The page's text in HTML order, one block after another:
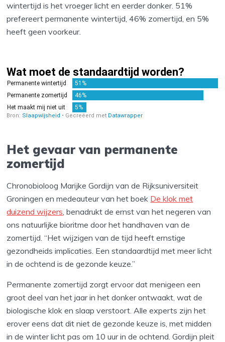
wintertijd is het vroeger licht en eerder donker. 51%
prefereert permanente wintertijd, 46% zomertijd, en 5%
heeft geen voorkeur.
Het gevaar van permanente
zomertijd
Chronobioloog Marijke Gordijn van de Rijksuniversiteit
Groningen en medeauteur van het boek De klok met
duizend wijzers , benadrukt de ernst van het negeren van
ons natuurlijke bioritme door het handhaven van de
zomertijd. “Het wijzigen van de tijd heeft ernstige
gezondheids implicaties. Een standaardtijd met meer licht
in de ochtend is de gezonde keuze.”
Permanente zomertijd zorgt ervoor dat menigeen een
groot deel van het jaar in het donker ontwaakt, wat de
biologische klok en slaap verstoort. Alle experts zijn het
erover eens dat dit niet de gezonde keuze is, met midden
in de winter licht pas om 10 uur in de ochtend. Gordijn pleit